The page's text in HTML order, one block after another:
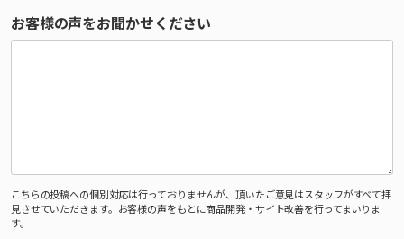
お客様の声をお聞かせください
こちらの投稿への個別対応は行っておりませんが、頂いたご意見はスタッフがすべて拝
見させていただきます。お客様の声をもとに商品開発・サイト改善を行ってまいりま
す。